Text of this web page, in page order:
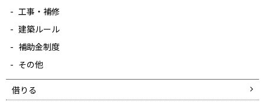
工事・補修
建築ルール
補助金制度
その他
借りる